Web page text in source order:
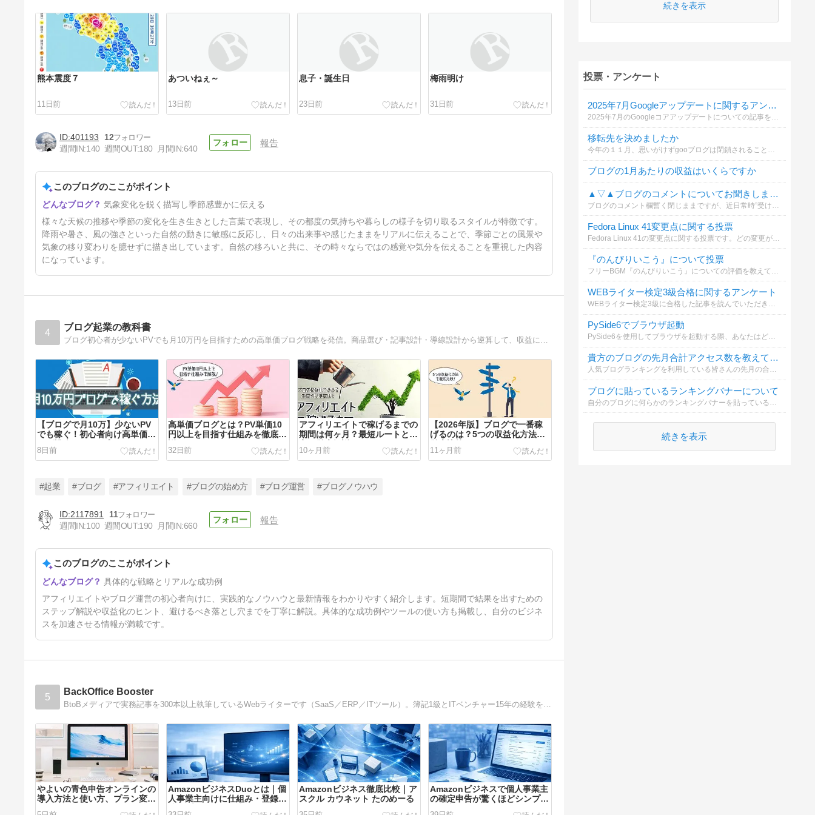
熊本震度７
11日前
あついねぇ～
13日前
息子・誕生日
23日前
梅雨明け
31日前
７月スタート
38日前
401193
12
週間IN:140 週間OUT:180 月間IN:640
報告
このブログのここがポイント
気象変化を鋭く描写し季節感豊かに伝える
様々な天候の推移や季節の変化を生き生きとした言葉で表現し、その都度の気持ちや暮らしの様子を切り取るスタイルが特徴です。
降雨や暑さ、風の強さといった自然の動きに敏感に反応し、日々の出来事や感じたままをリアルに伝えることで、季節ごとの風景や
気象の移り変わりを臆せずに描き出しています。自然の移ろいと共に、その時々ならではの感覚や気分を伝えることを重視した内容
になっています。
4 ブログ起業の教科書
ブログ初心者が少ないPVでも月10万円を目指すための高単価ブログ戦略を発信。商品選び・記事設計・導線設計から逆算して、収益につながるブログを作る方法を解説します。
【ブログで月10万】少ないPV
でも稼ぐ！初心者向け高単価ブ
8日前
高単価ブログとは？PV単価10
円以上を目指す仕組みを徹底解
32日前
アフィリエイトで稼げるまでの
期間は何ヶ月？最短ルートと目
10ヶ月前
【2026年版】ブログで一番稼
げるのは？5つの収益化方法を
11ヶ月前
ブログの始め方｜初心者向け3
ステップで迷わずスタート！
1年前
#起業 #ブログ #アフィリエイト #ブログの始め方 #ブログ運営 #ブログノウハウ
2117891
11
週間IN:100 週間OUT:190 月間IN:660
報告
このブログのここがポイント
具体的な戦略とリアルな成功例
アフィリエイトやブログ運営の初心者向けに、実践的なノウハウと最新情報をわかりやすく紹介します。短期間で結果を出すための
ステップ解説や収益化のヒント、避けるべき落とし穴までを丁寧に解説。具体的な成功例やツールの使い方も掲載し、自分のビジネ
スを加速させる情報が満載です。
5 BackOffice Booster
BtoBメディアで実務記事を300本以上執筆しているWebライターです（SaaS／ERP／ITツール）。簿記1級とITベンチャー15年の経験を活かし、バックオフィスご担当者やフリーランスの方に向けて、ビジネスに役立つ情報を発信しています。
やよいの青色申告オンラインの
導入方法と使い方、プラン変更
AmazonビジネスDuoとは｜個
人事業主向けに仕組み・登録方
Amazonビジネス徹底比較｜ア
スクル カウネット たのめーる
Amazonビジネスで個人事業主
の確定申告が驚くほどシンプル
続きを表示
投票・アンケート
2025年7月Googleアップデートに関するアンケート
2025年7月のGoogleコアアップデートについての記事を読んだ後、あなたはどのジャンルに関する順位変動が気になりますか？
移転先を決めましたか
今年の１１月、思いがけずgooブログは閉鎖されることになりました。そんなことから閉鎖後の対処の仕方に迷われたことと思います。そこでその対処についてお答えください。
ブログの1月あたりの収益はいくらですか
▲▽▲ブログのコメントについてお聞きします▲▽▲
Fedora Linux 41変更点に関する投票
『のんびりいこう』について投票
フリーBGM『のんびりいこう』についての評価を教えてください
WEBライター検定3級合格に関するアンケート
WEBライター検定3級に合格した記事を読んでいただきありがとうございます。以下の質問にお答えいただけますか？
PySide6でブラウザ起動
PySide6を使用してブラウザを起動する際、あなたはどちらの方法を選択しますか？
貴方のブログの先月合計アクセス数を教えて下さい
人気ブログランキングを利用している皆さんの先月の合計アクセス数を教えて下さい！
ブログに貼っているランキングバナーについて
続きを表示